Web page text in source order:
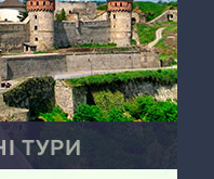
ТУРИ